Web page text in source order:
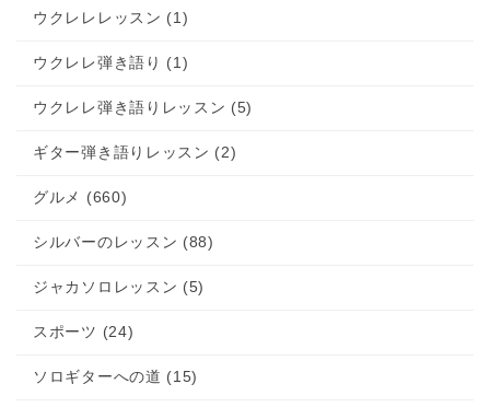
ウクレレレッスン (1)
ウクレレ弾き語り (1)
ウクレレ弾き語りレッスン (5)
ギター弾き語りレッスン (2)
グルメ (660)
シルバーのレッスン (88)
ジャカソロレッスン (5)
スポーツ (24)
ソロギターへの道 (15)